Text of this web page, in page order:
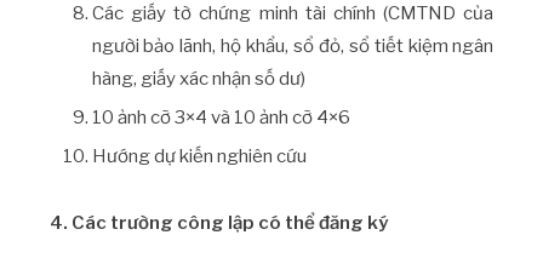
Các giấy tờ chứng minh tài chính (CMTND của
người bảo lãnh, hộ khẩu, sổ đỏ, sổ tiết kiệm ngân
hàng, giấy xác nhận số dư)
10 ảnh cỡ 3×4 và 10 ảnh cỡ 4×6
Hướng dự kiến nghiên cứu
4. Các trường công lập có thể đăng ký